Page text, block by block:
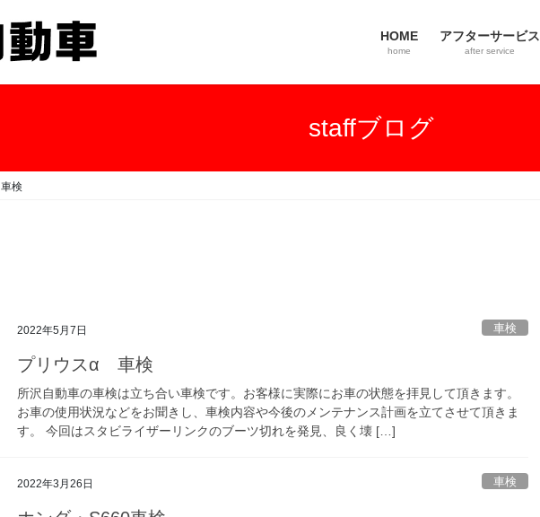
HOME
home
アフターサービス
after service
staffブログ
車検
2022年5月7日 車検
プリウスα 車検
所沢自動車の車検は立ち合い車検です。お客様に実際にお車の状態を拝見して頂きます。
お車の使用状況などをお聞きし、車検内容や今後のメンテナンス計画を立てさせて頂きま
す。 今回はスタビライザーリンクのブーツ切れを発見、良く壊 […]
2022年3月26日 車検